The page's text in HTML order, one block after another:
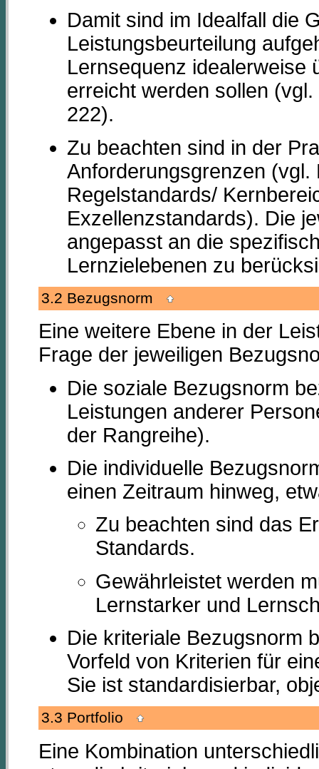
Damit sind im Idealfall die
Leistungsbeurteilung
Lernsequenz idealerweise
erreicht werden sollen
222).
Zu beachten sind in der
Anforderungsgrenzen
Regelstandards/
Exzellenzstandards). Die
angepasst an die
Lernzielebenen zu
3.2 Bezugsnorm
Eine weitere Ebene in der
Frage der jeweiligen
Die soziale Bezugsnorm
Leistungen anderer
der Rangreihe).
Die individuelle
einen Zeitraum hinweg,
Zu beachten sind das
Standards.
Gewährleistet werden
Lernstarker und
Die kriteriale Bezugsnorm
Vorfeld von Kriterien für
Sie ist standardisierbar,
3.3 Portfolio
Eine Kombination